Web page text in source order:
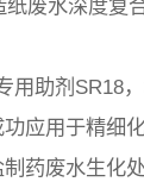
废水深度复
助剂SR18
应用于精
药废水生化